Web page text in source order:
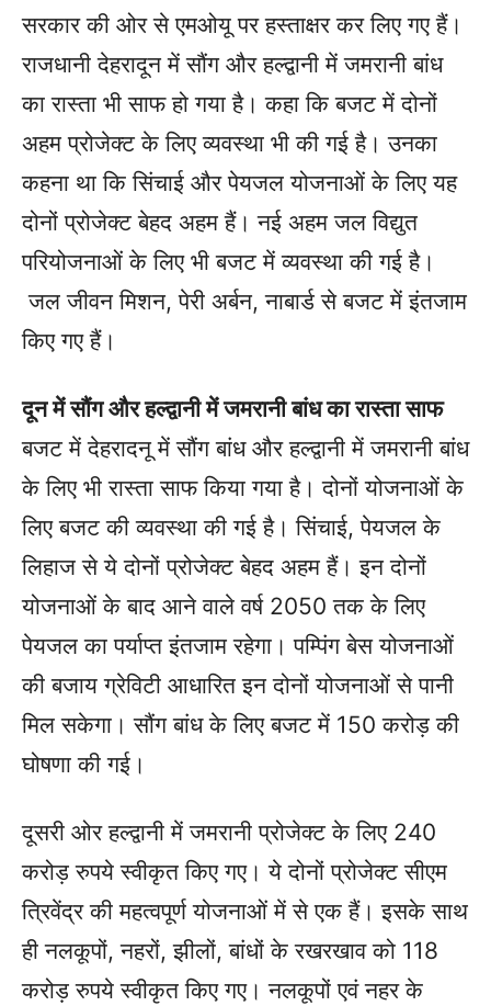
सरकार की ओर से एमओयू पर हस्ताक्षर कर लिए गए हैं।
राजधानी देहरादून में सौंग और हल्द्वानी में जमरानी बांध
का रास्ता भी साफ हो गया है। कहा कि बजट में दोनों
अहम प्रोजेक्ट के लिए व्यवस्था भी की गई है। उनका
कहना था कि सिंचाई और पेयजल योजनाओं के लिए यह
दोनों प्रोजेक्ट बेहद अहम हैं। नई अहम जल विद्युत
परियोजनाओं के लिए भी बजट में व्यवस्था की गई है।
जल जीवन मिशन, पेरी अर्बन, नाबार्ड से बजट में इंतजाम
किए गए हैं।
दून में सौंग और हल्द्वानी में जमरानी बांध का रास्ता साफ
बजट में देहरादनू में सौंग बांध और हल्द्वानी में जमरानी बांध
के लिए भी रास्ता साफ किया गया है। दोनों योजनाओं के
लिए बजट की व्यवस्था की गई है। सिंचाई, पेयजल के
लिहाज से ये दोनों प्रोजेक्ट बेहद अहम हैं। इन दोनों
योजनाओं के बाद आने वाले वर्ष 2050 तक के लिए
पेयजल का पर्याप्त इंतजाम रहेगा। पम्पिंग बेस योजनाओं
की बजाय ग्रेविटी आधारित इन दोनों योजनाओं से पानी
मिल सकेगा। सौंग बांध के लिए बजट में 150 करोड़ की
घोषणा की गई।
दूसरी ओर हल्द्वानी में जमरानी प्रोजेक्ट के लिए 240
करोड़ रुपये स्वीकृत किए गए। ये दोनों प्रोजेक्ट सीएम
त्रिवेंद्र की महत्वपूर्ण योजनाओं में से एक हैं। इसके साथ
ही नलकूपों, नहरों, झीलों, बांधों के रखरखाव को 118
करोड़ रुपये स्वीकृत किए गए। नलकूपों एवं नहर के